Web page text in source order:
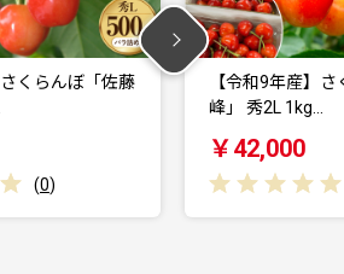
産】さくらんぼ「紅秀
1kg…
【令和9年
錦」 秀L
￥